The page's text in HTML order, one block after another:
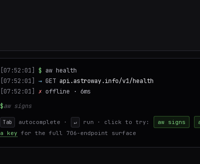
[07:52:01] $ aw health
[07:52:01]
→ GET api.astroway.info/v1/health
[07:52:01]
✗ offline · 6ms
$
Tab autocomplete · ↵ run · click to try: aw signs
a key for the full 706-endpoint surface